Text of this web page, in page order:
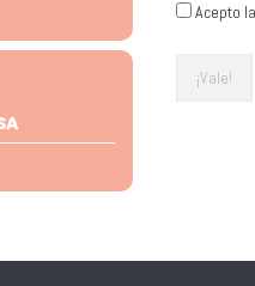
Acepto